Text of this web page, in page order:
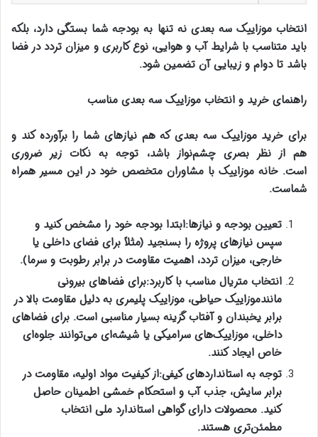
انتخاب موزاییک سه بعدی نه تنها به بودجه شما بستگی دارد، بلکه
باید متناسب با شرایط آب و هوایی، نوع کاربری و میزان تردد در فضا
باشد تا دوام و زیبایی آن تضمین شود.
راهنمای خرید و انتخاب موزاییک سه بعدی مناسب
برای خرید موزاییک سه بعدی که هم نیازهای شما را برآورده کند و
هم از نظر بصری چشم‌نواز باشد، توجه به نکات زیر ضروری
است.خانه موزاییک با مشاوران متخصص خود در این مسیر همراه
شماست.
تعیین بودجه و نیازها:ابتدا بودجه خود را مشخص کنید و
سپس نیازهای پروژه را بسنجید (مثلاً برای فضای داخلی یا
خارجی، میزان تردد، اهمیت مقاومت در برابر رطوبت و سرما).
انتخاب متریال مناسب با کاربرد:برای فضاهای بیرونی
مانندموزاییک حیاطی، موزاییک پلیمری به دلیل مقاومت بالا در
برابر یخبندان و آفتاب گزینه بسیار مناسبی است. برای فضاهای
داخلی، موزاییک‌های سرامیکی یا شیشه‌ای می‌توانند جلوه‌ای
خاص ایجاد کنند.
توجه به استانداردهای کیفی:از کیفیت مواد اولیه، مقاومت در
برابر سایش، جذب آب و استحکام خمشی اطمینان حاصل
کنید. محصولات دارای گواهی استاندارد ملی انتخاب
مطمئن‌تری هستند.